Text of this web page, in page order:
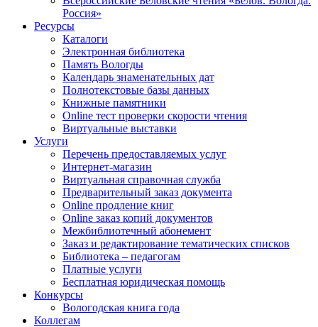
Россия»
Ресурсы
Каталоги
Электронная библиотека
Память Вологды
Календарь знаменательных дат
Полнотекстовые базы данных
Книжные памятники
Online тест проверки скорости чтения
Виртуальные выставки
Услуги
Перечень предоставляемых услуг
Интернет-магазин
Виртуальная справочная служба
Предварительный заказ документа
Online продление книг
Online заказ копий документов
Межбиблиотечный абонемент
Заказ и редактирование тематических списков
Библиотека – педагогам
Платные услуги
Бесплатная юридическая помощь
Конкурсы
Вологодская книга года
Коллегам